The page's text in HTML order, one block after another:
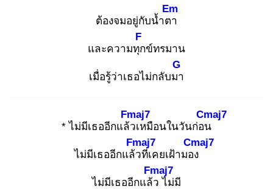
ต้องจมอยู่กับน้ำตา
Em
และความทุก
F
ข์ทรมาน
เมื่อรู้ว่าเธอไม่กลับมา
G
* ไม่มีเธออีกแล้ว
Fmaj7
เหมือนในวันก่อน
Cmaj7
ไม่มีเธออีกแล้ว
Fmaj7
ที่เคยเฝ้ามอง
Cmaj7
ไม่มีเธออีกแล้ว
Fmaj7
ไม่มี